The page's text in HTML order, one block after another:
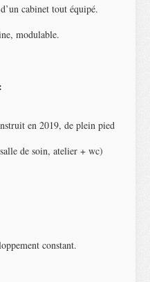
cabinet tout équipé.
modulable.
en 2019, de plein pied
de soin, atelier + wc)
constant.